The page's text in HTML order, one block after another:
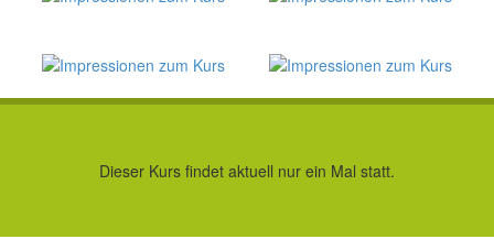
Dieser Kurs findet aktuell nur ein Mal statt.